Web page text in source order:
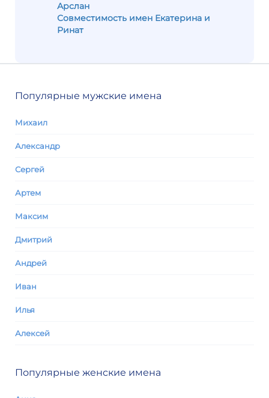
Арслан
Совместимость имен Екатерина и
Ринат
Популярные мужские имена
Михаил
Александр
Сергей
Артем
Максим
Дмитрий
Андрей
Иван
Илья
Алексей
Популярные женские имена